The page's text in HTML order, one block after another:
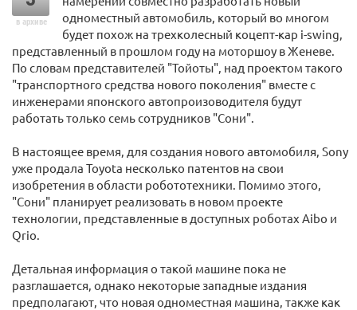
в архиве
одноместный автомобиль, который во многом
будет похож на трехколесный коцепт-кар i-swing,
представленный в прошлом году на моторшоу в Женеве.
По словам представителей "Тойоты", над проектом такого
"транспортного средства нового поколения" вместе с
инженерами японского автопроизоводителя будут
работать только семь сотрудников "Сони".
В настоящее время, для создания нового автомобиля, Sony
уже продала Toyota несколько патентов на свои
изобретения в области робототехники. Помимо этого,
"Сони" планирует реализовать в новом проекте
технологии, представленные в доступных роботах Aibo и
Qrio.
Детальная информация о такой машине пока не
разглашается, однако некоторые западные издания
предполагают, что новая одноместная машина, также как